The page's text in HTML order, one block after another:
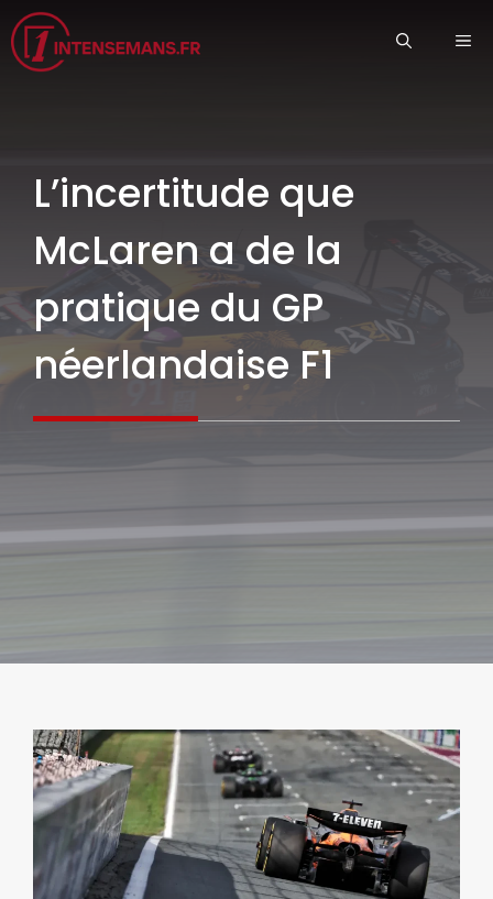
Aller
au
contenu
L’incertitude que
McLaren a de la
pratique du GP
néerlandaise F1